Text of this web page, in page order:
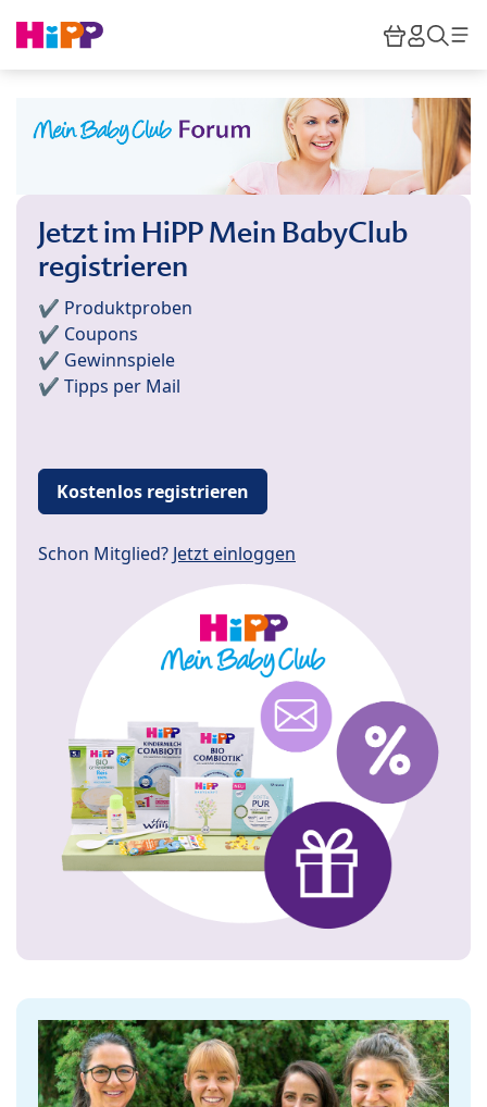
HiPP
Jetzt im HiPP Mein BabyClub
registrieren
✔️ Produktproben
✔️ Coupons
✔️ Gewinnspiele
✔️ Tipps per Mail
Kostenlos registrieren
Schon Mitglied? Jetzt einloggen